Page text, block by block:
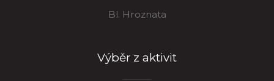
Bl. Hroznata
Výběr z aktivit